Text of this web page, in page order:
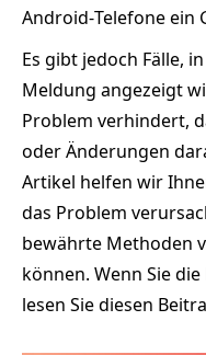
Android‑Telefone ein
Es gibt jedoch Fälle,
Meldung angezeigt
Problem verhindert,
oder Änderungen
Artikel helfen wir
das Problem
bewährte Methoden
können. Wenn Sie
lesen Sie diesen